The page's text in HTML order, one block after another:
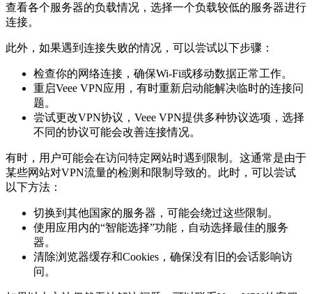
查看各个服务器的负载情况，选择一个负载较低的服务器进行
连接。
此外，如果遇到连接失败的情况，可以尝试以下步骤：
检查你的网络连接，确保Wi-Fi或移动数据正常工作。
重启Veee VPN应用，有时重新启动能解决临时的连接问
题。
尝试更改VPN协议，Veee VPN提供多种协议选项，选择
不同的协议可能会改善连接情况。
有时，用户可能会在访问特定网站时遇到限制。这通常是由于
某些网站对VPN流量的检测和限制导致的。此时，可以尝试
以下方法：
切换到其他国家的服务器，可能会绕过这些限制。
使用应用内的“智能选择”功能，自动选择最佳的服务
器。
清除浏览器缓存和Cookies，确保没有旧的会话影响访
问。